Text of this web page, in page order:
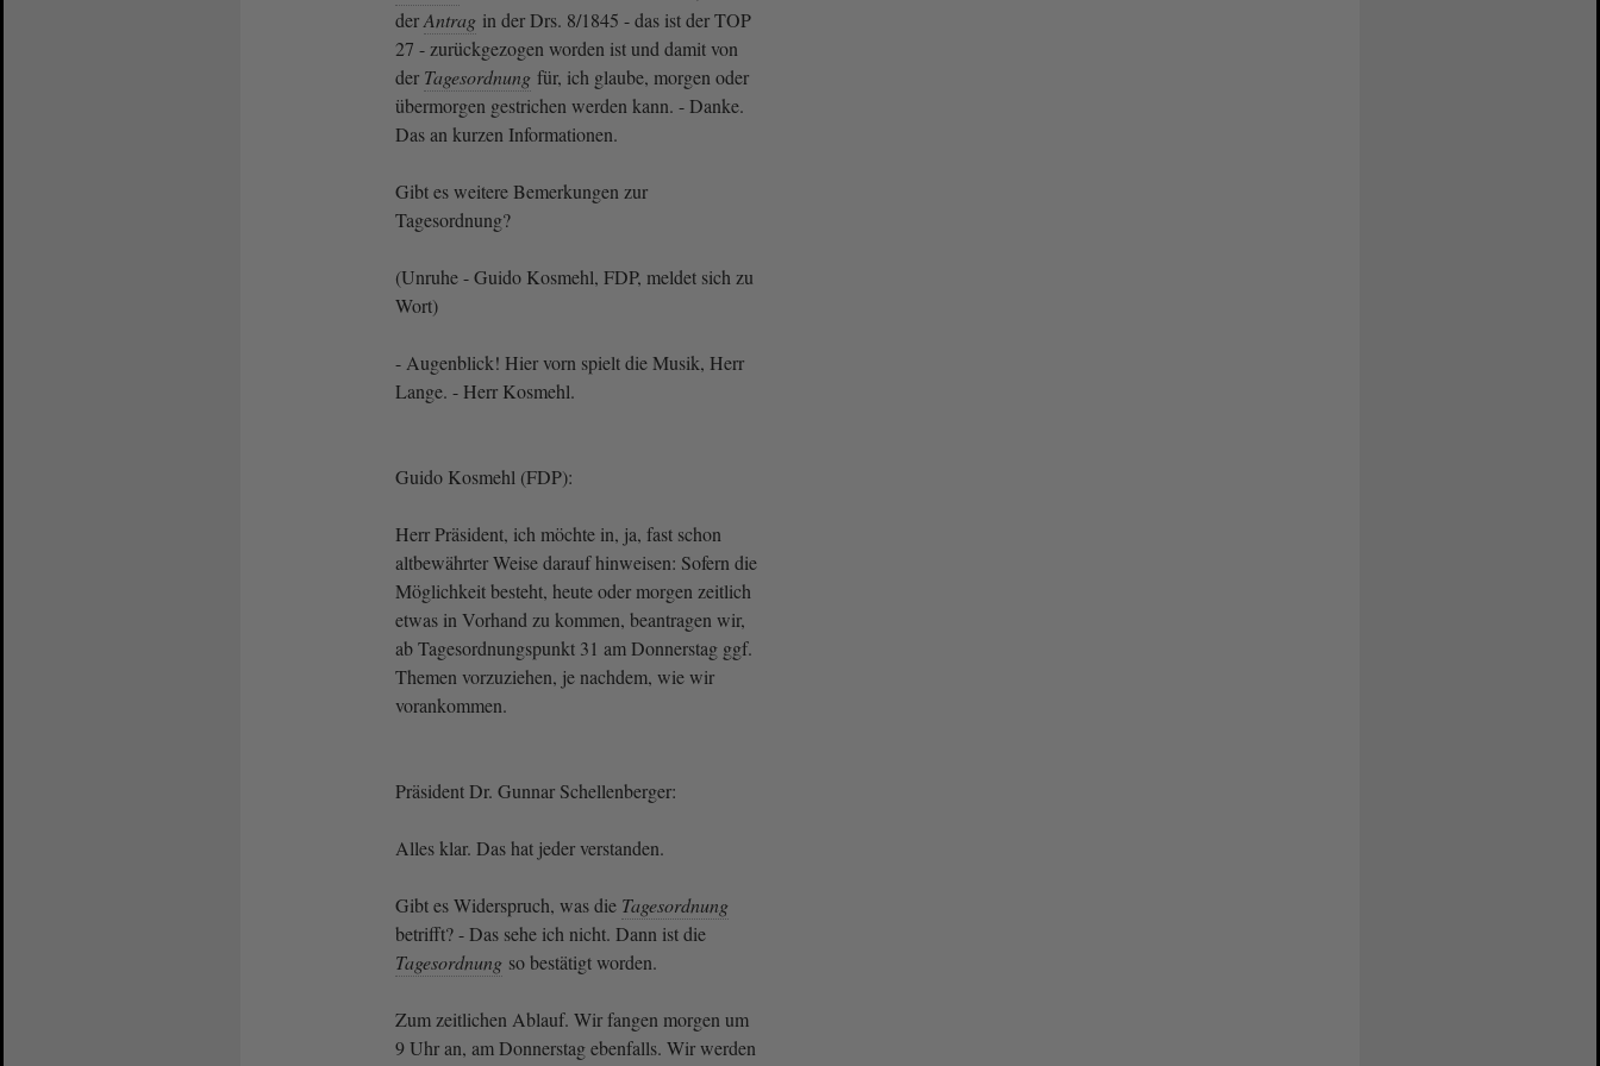
derAntrag in der Drs. 8/1845 - das ist der TOP
27 - zurückgezogen worden ist und damit von
der Tagesordnung für, ich glaube, morgen oder
übermorgen gestrichen werden kann. - Danke.
Das an kurzen Informationen.
Gibt es weitere Bemerkungen zur
Tagesordnung?
(Unruhe - Guido Kosmehl, FDP, meldet sich zu
Wort)
- Augenblick! Hier vorn spielt die Musik, Herr
Lange. - Herr Kosmehl.
Guido Kosmehl (FDP):
Herr Präsident, ich möchte in, ja, fast schon
altbewährter Weise darauf hinweisen: Sofern die
Möglichkeit besteht, heute oder morgen zeitlich
etwas in Vorhand zu kommen, beantragen wir,
ab Tagesordnungspunkt 31 am Donnerstag ggf.
Themen vorzuziehen, je nachdem, wie wir
vorankommen.
Präsident Dr. Gunnar Schellenberger:
Alles klar. Das hat jeder verstanden.
Gibt es Widerspruch, was die Tagesordnung
betrifft? - Das sehe ich nicht. Dann ist die
Tagesordnung so bestätigt worden.
Zum zeitlichen Ablauf. Wir fangen morgen um
9 Uhr an, am Donnerstag ebenfalls. Wir werden